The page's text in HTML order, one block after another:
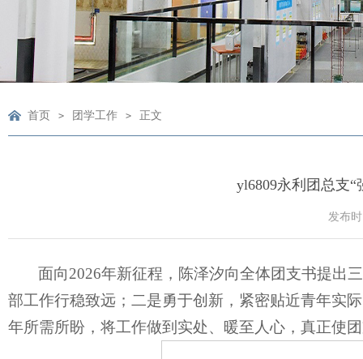
首页 > 团学工作 > 正文
yl6809永利团总支
发布
面向2026年新征程，陈泽汐向全体团支书提出
部工作行稳致远；二是勇于创新，紧密贴近青年实
年所需所盼，将工作做到实处、暖至人心，真正使